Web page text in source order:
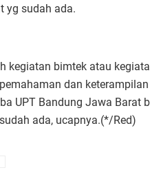
yg sudah ada.
kegiatan bimtek atau
dan
UPT Bandung Jawa Barat
ada, ucapnya.(*/Red)